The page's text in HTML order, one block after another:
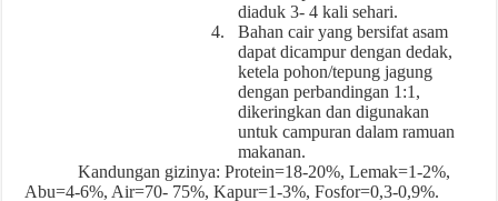
diaduk 3- 4 kali sehari.
4.
Bahan cair yang bersifat asam
dapat dicampur dengan dedak,
ketela pohon/tepung jagung
dengan perbandingan 1:1,
dikeringkan dan digunakan
untuk campuran dalam ramuan
makanan.
Kandungan gizinya: Protein=18-20%, Lemak=1-2%,
Abu=4-6%, Air=70- 75%, Kapur=1-3%, Fosfor=0,3-0,9%.